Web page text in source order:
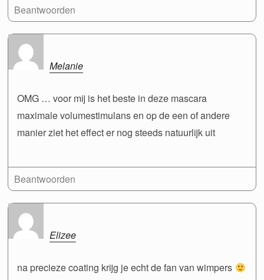
Beantwoorden
Melanie
OMG … voor mij is het beste in deze mascara
maximale volumestimulans en op de een of andere
manier ziet het effect er nog steeds natuurlijk uit
Beantwoorden
Elizee
na precieze coating krijg je echt de fan van wimpers